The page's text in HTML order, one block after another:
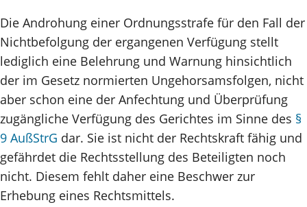
Die Androhung einer Ordnungsstrafe für den Fall der
Nichtbefolgung der ergangenen Verfügung stellt
lediglich eine Belehrung und Warnung hinsichtlich
der im Gesetz normierten Ungehorsamsfolgen, nicht
aber schon eine der Anfechtung und Überprüfung
zugängliche Verfügung des Gerichtes im Sinne des §
9 AußStrG dar. Sie ist nicht der Rechtskraft fähig und
gefährdet die Rechtsstellung des Beteiligten noch
nicht. Diesem fehlt daher eine Beschwer zur
Erhebung eines Rechtsmittels.